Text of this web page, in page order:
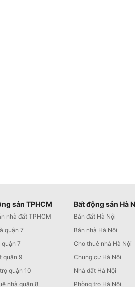
sản TPHCM
nhà đất TPHCM
quận 7
7
quận 9
quận 10
nhà quận 8
Bất động sản Hà
Bán đất Hà Nội
Bán nhà Hà Nội
Cho thuê nhà Hà Nội
Chung cư Hà Nội
Nhà đất Hà Nội
Phòng trọ Hà Nội